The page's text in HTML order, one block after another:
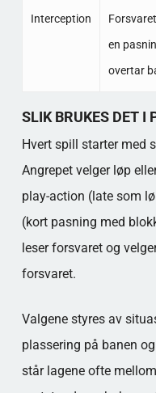
Interception
en
overtar
SLIK BRUKES DET I
Hvert spill starter med
Angrepet velger løp
play-action (late som
(kort pasning med
leser forsvaret og
forsvaret.
Valgene styres av
plassering på banen
står lagene ofte